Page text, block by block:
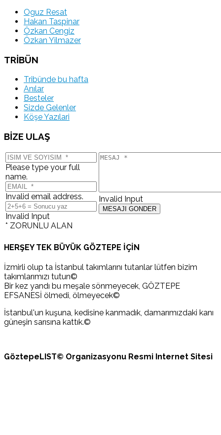
Oguz Resat
Hakan Taspinar
Özkan Cengiz
Özkan Yilmazer
TRİBÜN
Tribünde bu hafta
Anılar
Besteler
Sizde Gelenler
Köşe Yazılari
BİZE ULAŞ
Please type your full
name.
Invalid email address.
Invalid Input
* ZORUNLU ALAN
Invalid Input
HERŞEY TEK BÜYÜK GÖZTEPE İÇİN
İzmirli olup ta İstanbul takımlarını tutanlar lütfen bizim
takımlarımızı tutun©
Bir kez yandı bu meşale sönmeyecek, GÖZTEPE
EFSANESİ ölmedi, ölmeyecek©
İstanbul'un kuşuna, kedisine kanmadık, damarımızdaki kanı
güneşin sarısına kattık.©
GöztepeLIST© Organizasyonu Resmi Internet Sitesi